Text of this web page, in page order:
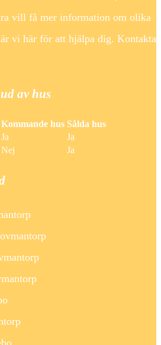
vill få mer information om olika
vi här för att hjälpa dig. Kontakta
av hus
Kommande hus Sålda hus
Ja
Ja
Nej Ja